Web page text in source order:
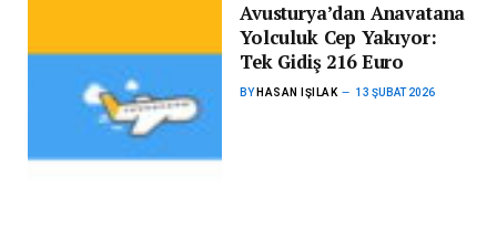
Avusturya’dan Anavatana
Yolculuk Cep Yakıyor:
Tek Gidiş 216 Euro
BY HASAN IŞILAK 13 ŞUBAT 2026